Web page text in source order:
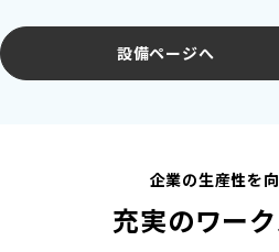
設備ページへ
企業の生産性を
充実のワー